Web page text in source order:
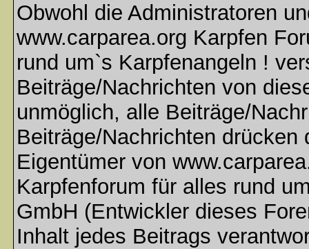
Obwohl die Administratoren
www.carparea.org Karpfen
rund um`s Karpfenangeln !
Beiträge/Nachrichten von
unmöglich, alle Beiträge/
Beiträge/Nachrichten
Eigentümer von
Karpfenforum für alles rund
GmbH (Entwickler dieses
Inhalt jedes Beitrags